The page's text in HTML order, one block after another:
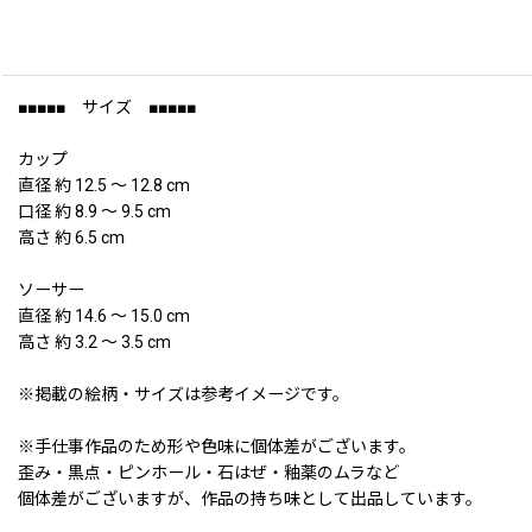
■■■■■ サイズ ■■■■■
カップ
直径 約 12.5 〜 12.8 cm
口径 約 8.9 〜 9.5 cm
高さ 約 6.5 cm
ソーサー
直径 約 14.6 〜 15.0 cm
高さ 約 3.2 〜 3.5 cm
※掲載の絵柄・サイズは参考イメージです。
※手仕事作品のため形や色味に個体差がございます。
歪み・黒点・ピンホール・石はぜ・釉薬のムラなど
個体差がございますが、作品の持ち味として出品しています。